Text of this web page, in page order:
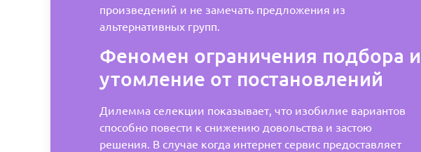
произведений и не замечать предложения из
альтернативных групп.
Феномен ограничения подбора и
утомление от постановлений
Дилемма селекции показывает, что изобилие вариантов
способно повести к снижению довольства и застою
решения. В случае когда интернет сервис предоставляет